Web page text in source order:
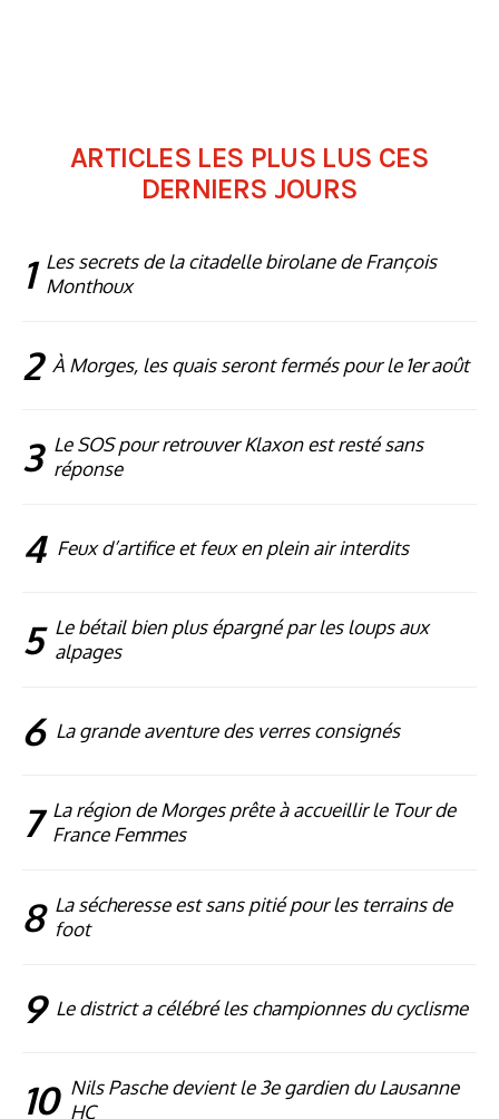
ARTICLES LES PLUS LUS CES
DERNIERS JOURS
1 Les secrets de la citadelle birolane de François
Monthoux
2 À Morges, les quais seront fermés pour le 1er août
3 Le SOS pour retrouver Klaxon est resté sans
réponse
4 Feux d’artifice et feux en plein air interdits
5 Le bétail bien plus épargné par les loups aux
alpages
6 La grande aventure des verres consignés
7 La région de Morges prête à accueillir le Tour de
France Femmes
8 La sécheresse est sans pitié pour les terrains de
foot
9 Le district a célébré les championnes du cyclisme
10 Nils Pasche devient le 3e gardien du Lausanne
HC